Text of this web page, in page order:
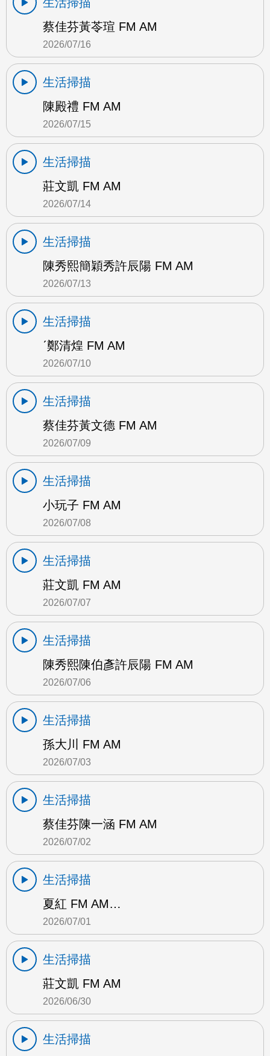
蔡佳芬黃苓瑄 FM AM
2026/07/16
生活掃描
陳殿禮 FM AM
2026/07/15
生活掃描
莊文凱 FM AM
2026/07/14
生活掃描
陳秀熙簡穎秀許辰陽 FM AM
2026/07/13
生活掃描
ˊ鄭清煌 FM AM
2026/07/10
生活掃描
蔡佳芬黃文德 FM AM
2026/07/09
生活掃描
小玩子 FM AM
2026/07/08
生活掃描
莊文凱 FM AM
2026/07/07
生活掃描
陳秀熙陳伯彥許辰陽 FM AM
2026/07/06
生活掃描
孫大川 FM AM
2026/07/03
生活掃描
蔡佳芬陳一涵 FM AM
2026/07/02
生活掃描
夏紅 FM AM…
2026/07/01
生活掃描
莊文凱 FM AM
2026/06/30
生活掃描